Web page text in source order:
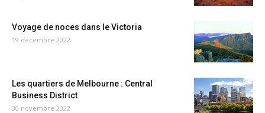
Voyage de noces dans le Victoria
19 décembre 2022
Les quartiers de Melbourne : Central
Business District
30 novembre 2022